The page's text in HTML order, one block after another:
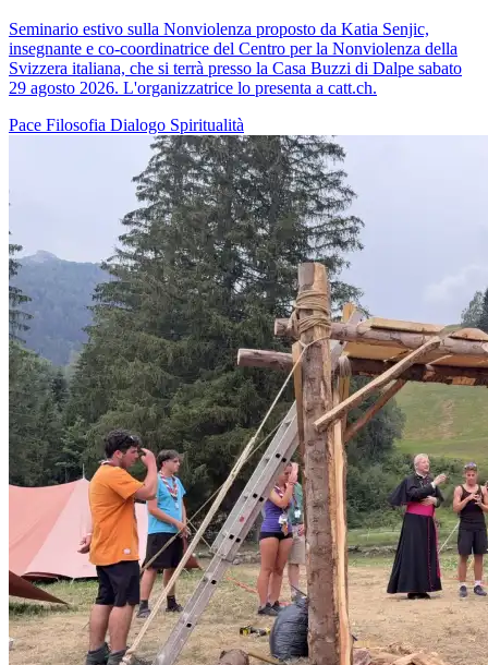
Seminario estivo sulla Nonviolenza proposto da Katia Senjic,
insegnante e co-coordinatrice del Centro per la Nonviolenza della
Svizzera italiana, che si terrà presso la Casa Buzzi di Dalpe sabato
29 agosto 2026. L'organizzatrice lo presenta a catt.ch.
Pace Filosofia Dialogo Spiritualità